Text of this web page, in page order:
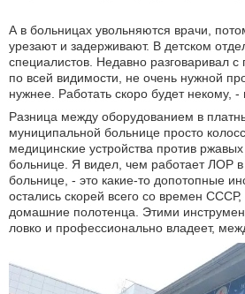
А в больницах увольняются врачи,
урезают и задерживают. В детском
специалистов. Недавно разговаривал с
по всей видимости, не очень нужной
нужнее. Работать скоро будет некому, -
Разница между оборудованием в
муниципальной больнице просто
медицинские устройства против
больнице. Я видел, чем работает ЛОР
больнице, - это какие-то допотопные
остались скорей всего со времен
домашние полотенца. Этими
ловко и профессионально владеет,